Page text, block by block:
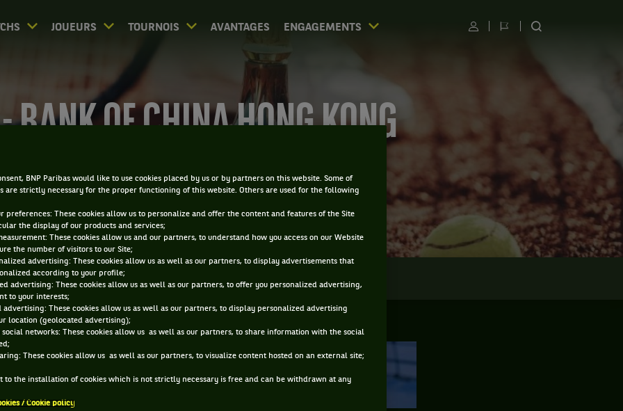
JOUEURS TOURNOIS AVANTAGES ENGAGEMENTS UtilisateurChangerRECHERCHER
BANK OF CHINA HONG KONG
TENNIS OPEN
DIRECT 0 RÉSULTATS PALMARÈS
ACCUEIL TOURNOIS
2026/11-01-2026 ATP DUR
BNP Paribas would like to use cookies placed by us or by partners on this website. Some of
are strictly necessary for the proper functioning of this website. Others are used for the following
preferences: These cookies allow us to personalize and offer the content and features of the Site
the display of our products and services;
These cookies allow us and our partners, to understand how you access on our Website
the number of visitors to our Site;
advertising: These cookies allow us as well as our partners, to display advertisements that
according to your profile;
advertising: These cookies allow us as well as our partners, to offer you personalized advertising,
to your interests;
advertising: These cookies allow us as well as our partners, to display personalized advertising
location (geolocated advertising);
networks: These cookies allow us as well as our partners, to share information with the social
These cookies allow us as well as our partners, to visualize content hosted on an external site;
to the installation of cookies which is not strictly necessary is free and can be withdrawn at any
/ Cookie policy